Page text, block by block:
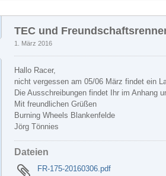
TEC und
1. März 2016
Hallo Racer,
nicht vergessen am 05/06 März findet ein
Die Ausschreibungen findet Ihr im Anhang
Mit freundlichen Grüßen
Burning Wheels Blankenfelde
Jörg Tönnies
Dateien
FR-175-20160306.pdf